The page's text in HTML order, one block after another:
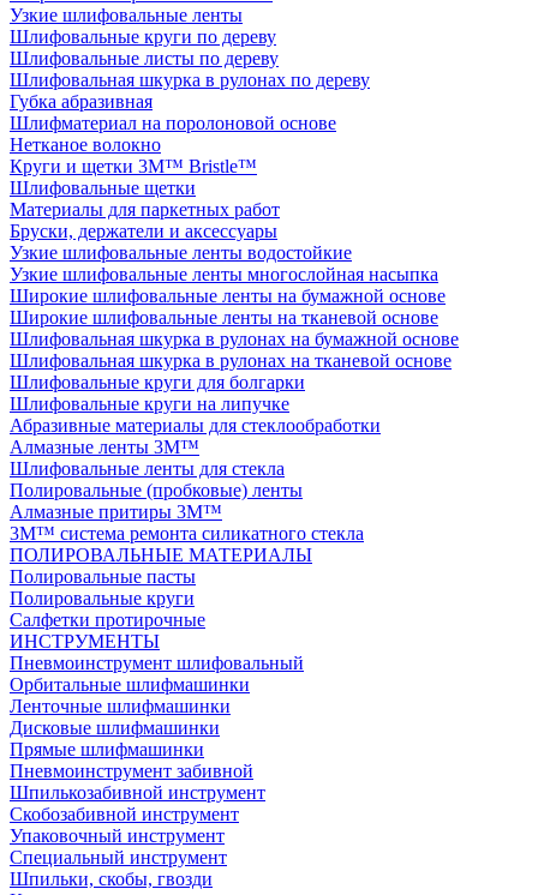
Узкие шлифовальные ленты
Шлифовальные круги по дереву
Шлифовальные листы по дереву
Шлифовальная шкурка в рулонах по дереву
Губка абразивная
Шлифматериал на поролоновой основе
Нетканое волокно
Круги и щетки 3M™ Bristle™
Шлифовальные щетки
Материалы для паркетных работ
Бруски, держатели и аксессуары
Узкие шлифовальные ленты водостойкие
Узкие шлифовальные ленты многослойная насыпка
Широкие шлифовальные ленты на бумажной основе
Широкие шлифовальные ленты на тканевой основе
Шлифовальная шкурка в рулонах на бумажной основе
Шлифовальная шкурка в рулонах на тканевой основе
Шлифовальные круги для болгарки
Шлифовальные круги на липучке
Абразивные материалы для стеклообработки
Алмазные ленты 3M™
Шлифовальные ленты для стекла
Полировальные (пробковые) ленты
Алмазные притиры 3M™
3M™ cистема ремонта силикатного стекла
ПОЛИРОВАЛЬНЫЕ МАТЕРИАЛЫ
Полировальные пасты
Полировальные круги
Салфетки протирочные
ИНСТРУМЕНТЫ
Пневмоинструмент шлифовальный
Орбитальные шлифмашинки
Ленточные шлифмашинки
Дисковые шлифмашинки
Прямые шлифмашинки
Пневмоинструмент забивной
Шпилькозабивной инструмент
Скобозабивной инструмент
Упаковочный инструмент
Специальный инструмент
Шпильки, скобы, гвозди